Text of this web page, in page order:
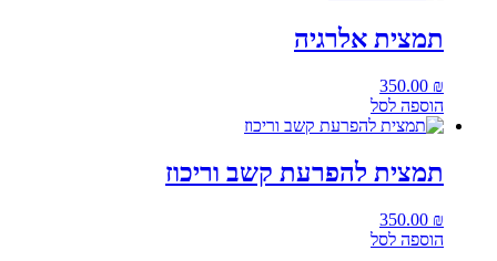
תמצית אלרגיה
350.00 ₪
הוספה לסל
תמצית להפרעת קשב וריכוז
350.00 ₪
הוספה לסל